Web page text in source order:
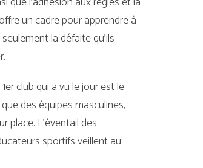
un cadre pour apprendre à
la défaite qu’ils
club qui a vu le jour est le
des équipes masculines,
place. L’éventail des
sportifs veillent au